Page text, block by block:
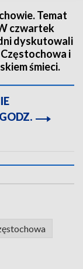
Temat
czwartek
dyskutowali
i
śmieci.